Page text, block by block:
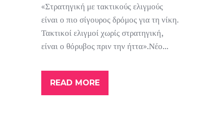
«Στρατηγική με τακτικούς ελιγμούς
είναι ο πιο σίγουρος δρόμος για τη νίκη.
Τακτικοί ελιγμοί χωρίς στρατηγική,
είναι ο θόρυβος πριν την ήττα».Νέο...
READ MORE